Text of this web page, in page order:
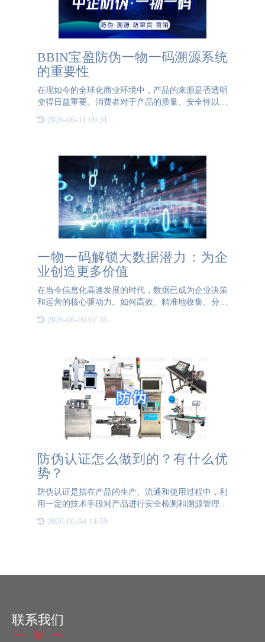
BBIN宝盈防伪一物一码溯源系统
的重要性
在现如今的全球化商业环境中，产品的来源是否透明
变得日益重要。消费者对于产品的质量、安全性以及
些要求纷纷投入到构建防伪溯源系统中。而BBIN宝
2026-06-11 09:31
一物一码解锁大数据潜力：为企
业创造更多价值
在当今信息化高速发展的时代，数据已成为企业决策
和运营的核心驱动力。如何高效、精准地收集、分析
并利用数据，成为了企业提升竞争力，实现可持续发
展的关键。而一物一码技术，正是解锁大数据潜力、
2026-06-06 07:35
防伪认证怎么做到的？有什么优
势？
防伪认证是指在产品的生产、流通和使用过程中，利
用一定的技术手段对产品进行安全检测和溯源管理，
确保产品的真实性和合法性，提高消费者对产品的信
任度。防伪认证的优势主要体现在以下几个方面：提
2026-06-04 14:59
联系我们